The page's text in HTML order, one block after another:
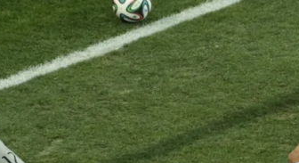
Moderní pětiboj
Motorsport
Olympijské hry
Parasport